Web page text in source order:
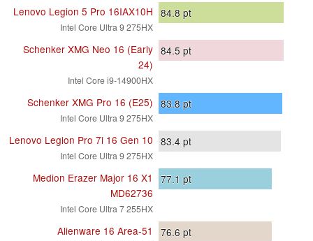
Lenovo Legion 5 Pro 16IAX10H
Intel Core Ultra 9 275HX
84.8 pt
Schenker XMG Neo 16 (Early
24)
Intel Core i9-14900HX
84.5 pt
Schenker XMG Pro 16 (E25)
Intel Core Ultra 9 275HX
83.8pt
Lenovo Legion Pro 7i 16 Gen 10
Intel Core Ultra 9 275HX
83.4 pt
Medion Erazer Major 16 X1
MD62736
Intel Core Ultra 7 255HX
77.1 pt
Alienware 16 Area-51 76.6 pt